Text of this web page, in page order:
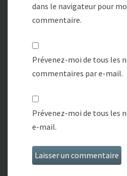
dans le navigateur pour
commentaire.
Prévenez-moi de tous les
commentaires par e-mail.
Prévenez-moi de tous les
e-mail.